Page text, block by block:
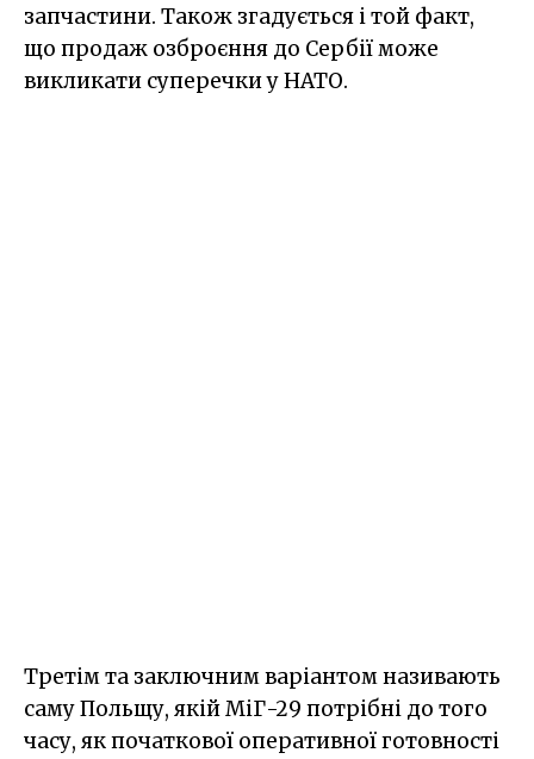
запчастини. Також згадується і той факт,
що продаж озброєння до Сербії може
викликати суперечки у НАТО.
Третім та заключним варіантом називають
саму Польщу, якій МіГ-29 потрібні до того
часу, як початкової оперативної готовності